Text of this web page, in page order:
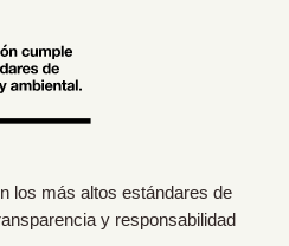
los más altos estándares de
y responsabilidad